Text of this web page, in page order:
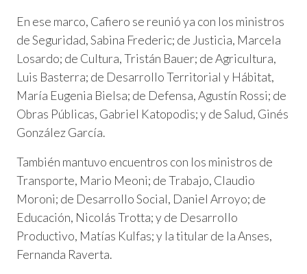
En ese marco, Cafiero se reunió ya con los ministros
de Seguridad, Sabina Frederic; de Justicia, Marcela
Losardo; de Cultura, Tristán Bauer; de Agricultura,
Luis Basterra; de Desarrollo Territorial y Hábitat,
María Eugenia Bielsa; de Defensa, Agustín Rossi; de
Obras Públicas, Gabriel Katopodis; y de Salud, Ginés
González García.
También mantuvo encuentros con los ministros de
Transporte, Mario Meoni; de Trabajo, Claudio
Moroni; de Desarrollo Social, Daniel Arroyo; de
Educación, Nicolás Trotta; y de Desarrollo
Productivo, Matías Kulfas; y la titular de la Anses,
Fernanda Raverta.